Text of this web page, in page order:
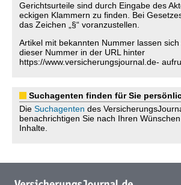
Gerichtsurteile sind durch Eingabe des
eckigen Klammern zu finden. Bei
das Zeichen „§“ voranzustellen.
Artikel mit bekannten Nummer lassen
dieser Nummer in der URL hinter
https://www.versicherungsjournal.de-
Suchagenten finden für Sie
Die Suchagenten des
benachrichtigen Sie nach Ihren
Inhalte.